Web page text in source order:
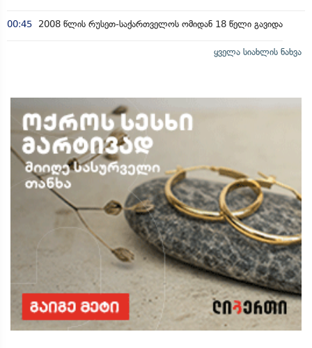
00:45 2008 წლის რუსეთ-საქართველოს ომიდან 18 წელი გავიდა
ყველა სიახლის ნახვა